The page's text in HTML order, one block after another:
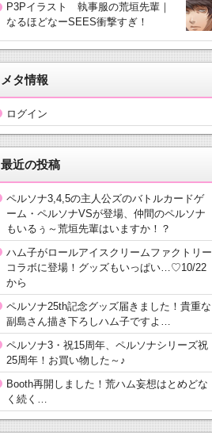
P3Pイラスト 執事服の荒垣先輩｜
なるほどなーSEES衝撃すぎ！
メタ情報
ログイン
最近の投稿
ペルソナ3,4,5の主人公ズのバトルカードゲ
ーム・ペルソナVSが登場、仲間のペルソナ
もいるぅ～荒垣先輩はいますか！？
ハム子がロールアイスクリームファクトリー
コラボに登場！グッズもいっぱい…♡10/22
から
ペルソナ25th記念グッズ届きました！貴重な
副島さん描き下ろしハム子ですよ…
ペルソナ3・祝15周年、ペルソナシリーズ祝
25周年！お買い物した～♪
Booth再開しました！荒ハム妄想はとめどな
く続く…